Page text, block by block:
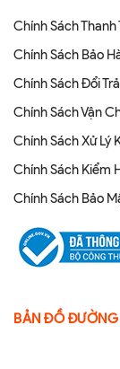
Chính Sách Thanh
Chính Sách Bảo
Chính Sách Đổi Trả
Chính Sách Vận
Chính Sách Xử Lý
Chính Sách Kiểm
Chính Sách Bảo
BẢN ĐỒ